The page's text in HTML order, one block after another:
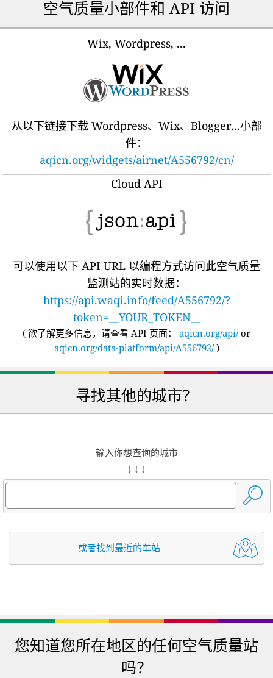
空气质量小部件和 API 访问
Wix, Wordpress, ...
从以下链接下载 Wordpress、Wix、Blogger...小部
件：
aqicn.org/widgets/airnet/A556792/cn/
Cloud API
可以使用以下 API URL 以编程方式访问此空气质量
监测站的实时数据：
https://api.waqi.info/feed/A556792/?
token=__YOUR_TOKEN__
( 欲了解更多信息，请查看 API 页面： aqicn.org/api/or
aqicn.org/data-platform/api/A556792/)
寻找其他的城市？
输入你想查询的城市
↓ ↓ ↓
或者找到最近的车站
您知道您所在地区的任何空气质量站
吗？